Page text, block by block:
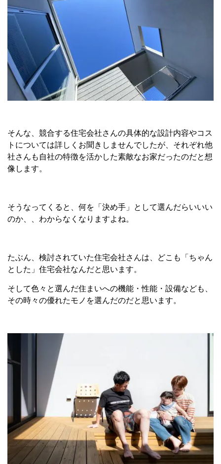
そんな、競合する住宅会社さんの具体的な設計内容やコス
トについては詳しくお聞きしませんでしたが、それぞれ他
社さんも自社の特徴を活かした素敵なお家だったのだと想
像します。
そうなってくると、何を「決め手」として選んだらいいい
のか、、わからなくなりますよね。
たぶん、検討されていた住宅会社さんは、どこも「ちゃん
とした」住宅会社なんだと思います。
そして色々と選んだ住まいへの機能・性能・設備なども、
その時々の優れたモノを選んだのだと思います。